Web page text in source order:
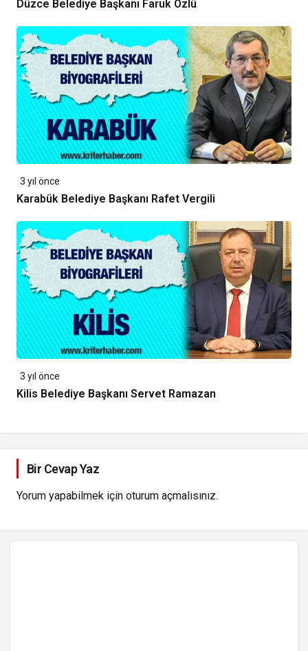
Düzce Belediye Başkanı Faruk Özlü
3 yıl önce
Karabük Belediye Başkanı Rafet Vergili
3 yıl önce
Kilis Belediye Başkanı Servet Ramazan
Bir Cevap Yaz
Yorum yapabilmek için oturum açmalısınız.